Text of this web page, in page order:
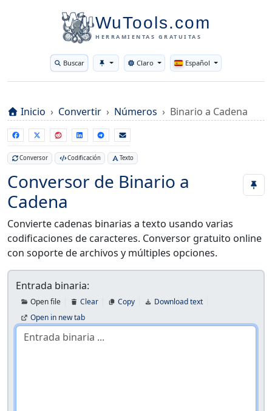
WuTools.com
HERRAMIENTAS GRATUITAS
Buscar Toggle theme
Claro Español
Inicio Convertir Números Binario a Cadena
Conversor Codificación Texto
Conversor de Binario a
Cadena
Convierte cadenas binarias a texto usando varias
codificaciones de caracteres. Conversor gratuito online
con soporte de archivos y múltiples opciones.
Entrada binaria:
Open file Clear Copy
Download text
Open in new tab